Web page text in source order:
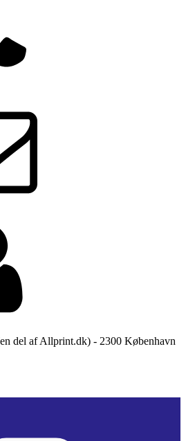
del af Allprint.dk) - 2300 København